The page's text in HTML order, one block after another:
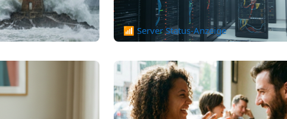
📶 Server Status-Anzeige